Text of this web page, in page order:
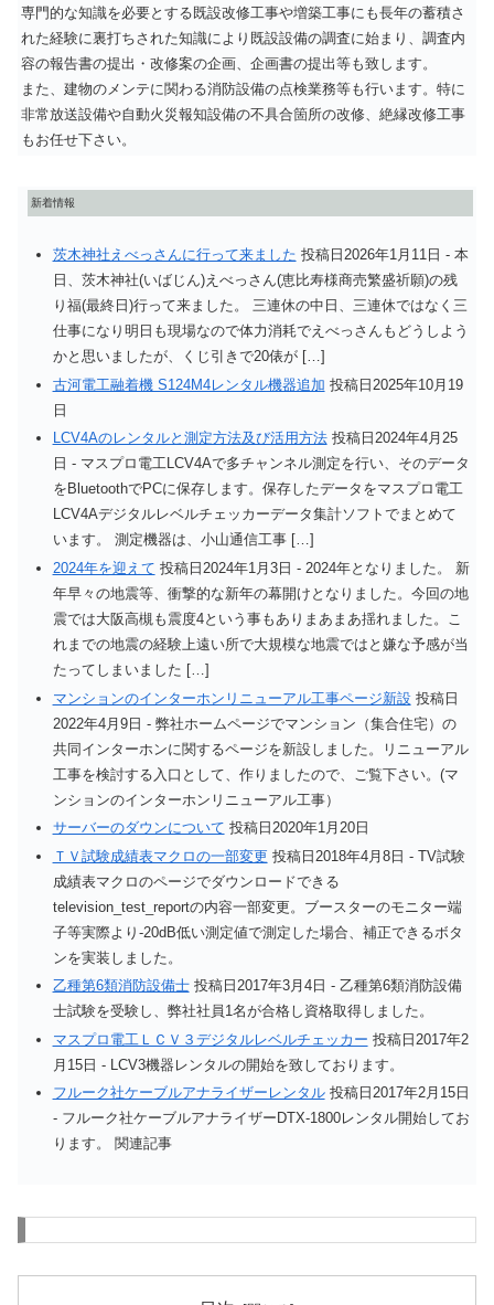
専門的な知識を必要とする既設改修工事や増築工事にも長年の蓄積さ
れた経験に裏打ちされた知識により既設設備の調査に始まり、調査内
容の報告書の提出・改修案の企画、企画書の提出等も致します。
また、建物のメンテに関わる消防設備の点検業務等も行います。特に
非常放送設備や自動火災報知設備の不具合箇所の改修、絶縁改修工事
もお任せ下さい。
新着情報
茨木神社えべっさんに行って来ました 投稿日2026年1月11日 - 本
日、茨木神社(いばじん)えべっさん(恵比寿様商売繁盛祈願)の残
り福(最終日)行って来ました。 三連休の中日、三連休ではなく三
仕事になり明日も現場なので体力消耗でえべっさんもどうしよう
かと思いましたが、くじ引きで20俵が […]
古河電工融着機 S124M4レンタル機器追加 投稿日2025年10月19
日
LCV4Aのレンタルと測定方法及び活用方法 投稿日2024年4月25
日 - マスプロ電工LCV4Aで多チャンネル測定を行い、そのデータ
をBluetoothでPCに保存します。保存したデータをマスプロ電工
LCV4Aデジタルレベルチェッカーデータ集計ソフトでまとめて
います。 測定機器は、小山通信工事 […]
2024年を迎えて 投稿日2024年1月3日 - 2024年となりました。 新
年早々の地震等、衝撃的な新年の幕開けとなりました。今回の地
震では大阪高槻も震度4という事もありまあまあ揺れました。こ
れまでの地震の経験上遠い所で大規模な地震ではと嫌な予感が当
たってしまいました […]
マンションのインターホンリニューアル工事ページ新設 投稿日
2022年4月9日 - 弊社ホームページでマンション（集合住宅）の
共同インターホンに関するページを新設しました。リニューアル
工事を検討する入口として、作りましたので、ご覧下さい。(マ
ンションのインターホンリニューアル工事）
サーバーのダウンについて 投稿日2020年1月20日
ＴＶ試験成績表マクロの一部変更 投稿日2018年4月8日 - TV試験
成績表マクロのページでダウンロードできる
television_test_reportの内容一部変更。ブースターのモニター端
子等実際より-20dB低い測定値で測定した場合、補正できるボタ
ンを実装しました。
乙種第6類消防設備士 投稿日2017年3月4日 - 乙種第6類消防設備
士試験を受験し、弊社社員1名が合格し資格取得しました。
マスプロ電工ＬＣＶ３デジタルレベルチェッカー 投稿日2017年2
月15日 -
LCV3機器レンタルの開始を致しております。
フルーク社ケーブルアナライザーレンタル 投稿日2017年2月15日
- フルーク社ケーブルアナライザーDTX-1800レンタル開始してお
ります。 関連記事